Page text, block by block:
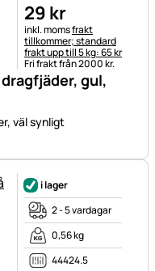
gul,
väl synligt
29 kr
Skatteinformation:
inkl. momsfrakt
tillkommer; standard
frakt upp till 5 kg: 65 kr
Fri frakt från 2000 kr.
i lager
2 - 5 vardagar
0,56 kg
44424.5